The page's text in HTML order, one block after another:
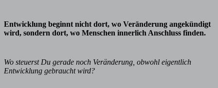
Entwicklung beginnt nicht dort, wo Veränderung angekündigt
wird, sondern dort, wo Menschen innerlich Anschluss finden.
Wo steuerst Du gerade noch Veränderung, obwohl eigentlich
Entwicklung gebraucht wird?